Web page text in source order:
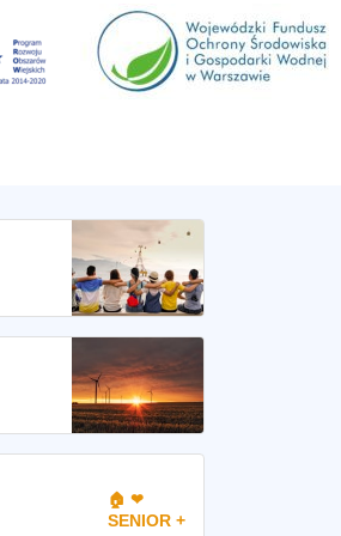
🏠 ❤
SENIOR +